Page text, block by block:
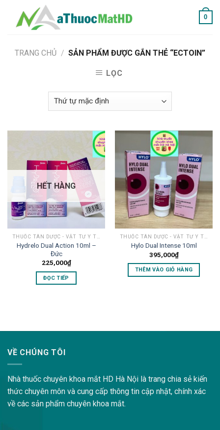
content
0
TRANG CHỦ / SẢN PHẨM ĐƯỢC GẮN THẺ “ECTOIN”
LỌC
HẾT HÀNG
Hydrelo Dual Action 10ml –
Đức
225,000₫
ĐỌC TIẾP
Hylo Dual Intense 10ml
395,000₫
THÊM VÀO GIỎ HÀNG
VỀ CHÚNG TÔI
Nhà thuốc chuyên khoa mắt HD Hà Nội là trang chia sẻ kiến
thức chuyên môn và cung cấp thông tin cập nhật, chính xác
về các sản phẩm chuyên khoa mắt.